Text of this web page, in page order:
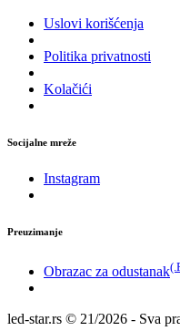
Uslovi korišćenja
Politika privatnosti
Kolačići
Socijalne mreže
Instagram
Preuzimanje
Obrazac za odustanak
led-star.rs © 21/2026 - Sva